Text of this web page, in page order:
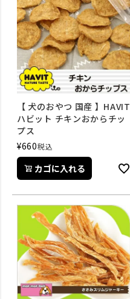
【 犬のおやつ 国産 】HAVIT
ハビット チキンおからチッ
プス
¥660税込
カゴに入れる